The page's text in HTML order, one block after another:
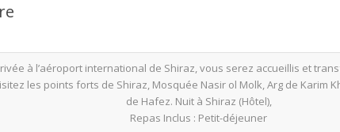
à l’aéroport international de Shiraz, vous serez accueillis et
les points forts de Shiraz, Mosquée Nasir ol Molk, Arg de Karim
de Hafez. Nuit à Shiraz (Hôtel),
Repas Inclus : Petit-déjeuner